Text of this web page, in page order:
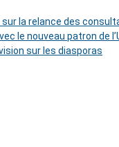
la relance des
le nouveau patron de
sur les diasporas